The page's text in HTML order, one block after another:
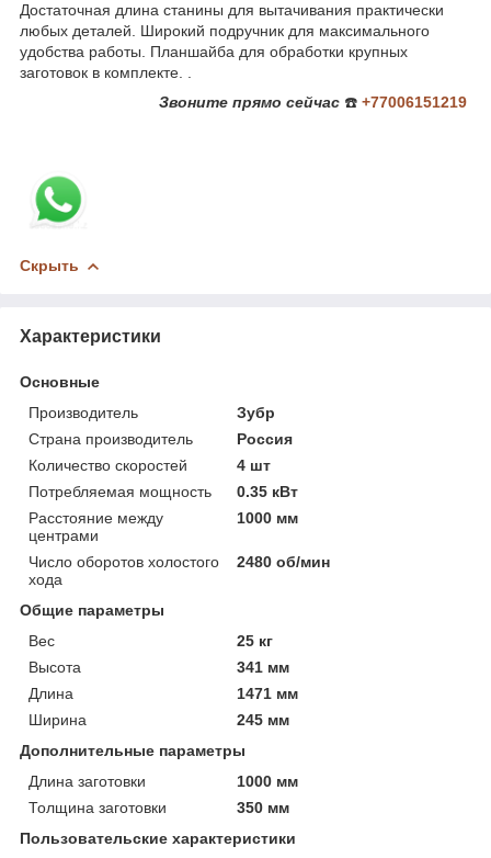
Достаточная длина станины для вытачивания практически
любых деталей. Широкий подручник для максимального
удобства работы. Планшайба для обработки крупных
заготовок в комплекте. .
Звоните прямо сейчас ☎️ +77006151219
Скрыть
Характеристики
Основные
Производитель
Зубр
Страна производитель
Россия
Количество скоростей
4 шт
Потребляемая мощность
0.35 кВт
Расстояние между
центрами
1000 мм
Число оборотов холостого
хода
2480 об/мин
Общие параметры
Вес
25 кг
Высота
341 мм
Длина
1471 мм
Ширина
245 мм
Дополнительные параметры
Длина заготовки
1000 мм
Толщина заготовки
350 мм
Пользовательские характеристики